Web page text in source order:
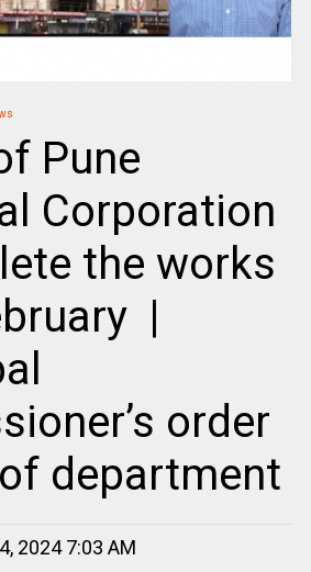
Pune
Corporation
the works
|
order
department
2024 7:03 AM